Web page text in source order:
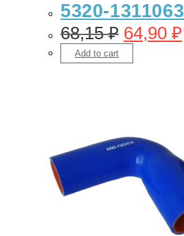
5320-
68,15₽ 64,90 ₽
Add to cart